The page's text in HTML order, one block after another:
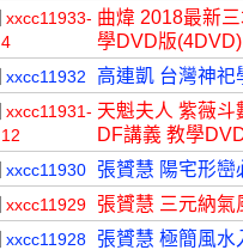
xxcc11933-
4
曲煒 2018最新
學DVD版(4DVD)
xxcc11932 高連凱 台灣神
xxcc11931-
12
天魁夫人 紫薇斗
DF講義 教學
xxcc11930 張贇慧 陽宅形
xxcc11929 張贇慧 三元納
xxcc11928 張贇慧 極簡風